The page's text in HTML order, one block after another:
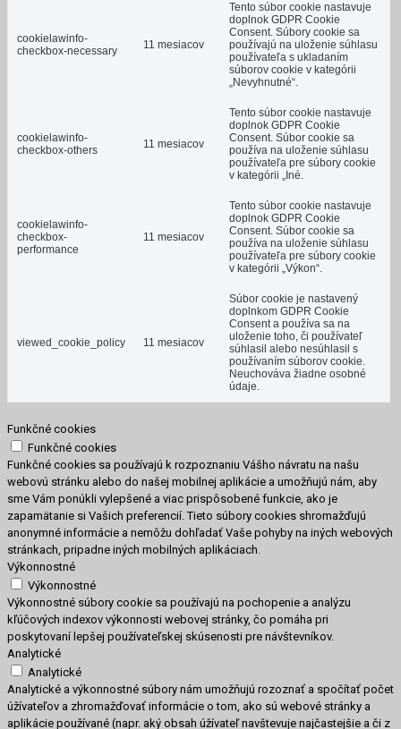
cookielawinfo-
checkbox-necessary
11 mesiacov
Tento súbor cookie nastavuje
doplnok GDPR Cookie
Consent. Súbory cookie sa
používajú na uloženie súhlasu
používateľa s ukladaním
súborov cookie v kategórii
„Nevyhnutné“.
cookielawinfo-
checkbox-others
11 mesiacov
Tento súbor cookie nastavuje
doplnok GDPR Cookie
Consent. Súbor cookie sa
používa na uloženie súhlasu
používateľa pre súbory cookie
v kategórii „Iné.
cookielawinfo-
checkbox-
performance
11 mesiacov
Tento súbor cookie nastavuje
doplnok GDPR Cookie
Consent. Súbor cookie sa
používa na uloženie súhlasu
používateľa pre súbory cookie
v kategórii „Výkon“.
viewed_cookie_policy 11 mesiacov
Súbor cookie je nastavený
doplnkom GDPR Cookie
Consent a používa sa na
uloženie toho, či používateľ
súhlasil alebo nesúhlasil s
používaním súborov cookie.
Neuchováva žiadne osobné
údaje.
Funkčné cookies
Funkčné cookies
Funkčné cookies sa používajú k rozpoznaniu Vášho návratu na našu
webovú stránku alebo do našej mobilnej aplikácie a umožňujú nám, aby
sme Vám ponúkli vylepšené a viac prispôsobené funkcie, ako je
zapamätanie si Vašich preferencií. Tieto súbory cookies shromažďujú
anonymné informácie a nemôžu dohľadať Vaše pohyby na iných webových
stránkach, pripadne iných mobilných aplikáciach.
Výkonnostné
Výkonnostné
Výkonnostné súbory cookie sa používajú na pochopenie a analýzu
kľúčových indexov výkonnosti webovej stránky, čo pomáha pri
poskytovaní lepšej používateľskej skúsenosti pre návštevníkov.
Analytické
Analytické
Analytické a výkonnostné súbory nám umožňujú rozoznať a spočítať počet
úžívateľov a zhromažďovať informácie o tom, ako sú webové stránky a
aplikácie používané (napr. aký obsah úžívateľ navštevuje najčastejšie a či z